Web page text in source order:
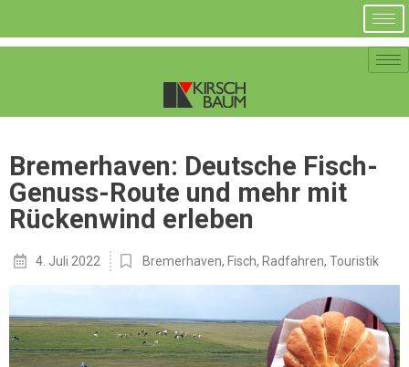
Bremerhaven: Deutsche Fisch-
Genuss-Route und mehr mit
Rückenwind erleben
4. Juli 2022 Bremerhaven, Fisch, Radfahren, Touristik